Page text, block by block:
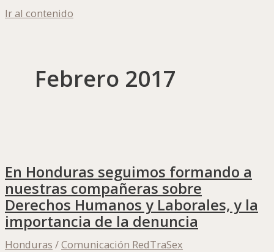
Ir al contenido
Febrero 2017
En Honduras seguimos formando a
nuestras compañeras sobre
Derechos Humanos y Laborales, y la
importancia de la denuncia
Honduras /Comunicación RedTraSex